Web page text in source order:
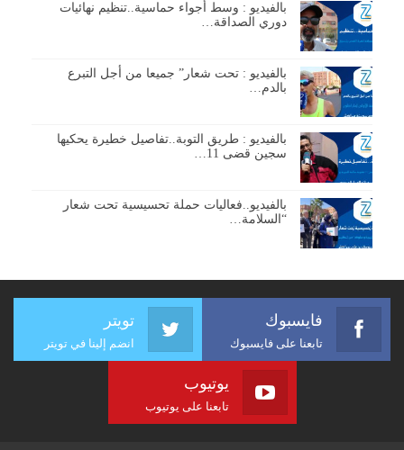
بالفيديو : وسط أجواء حماسية..تنظيم نهائيات
دوري الصداقة…
بالفيديو : تحت شعار” جميعا من أجل التبرع
بالدم…
بالفيديو : طريق التوبة..تفاصيل خطيرة يحكيها
سجين قضى 11…
بالفيديو..فعاليات حملة تحسيسية تحت شعار
“السلامة…
فايسبوك
تابعنا على فايسبوك
تويتر
انضم إلينا في تويتر
يوتيوب
تابعنا على يوتيوب